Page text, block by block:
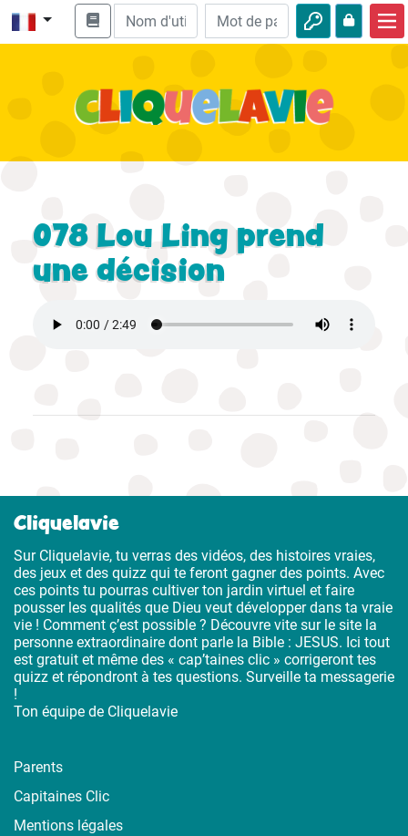
Enseignement biblique
Aventures
078 Lou Ling prend
une décision
Cliquelavie
Sur Cliquelavie, tu verras des vidéos, des histoires vraies,
des jeux et des quizz qui te feront gagner des points. Avec
ces points tu pourras cultiver ton jardin virtuel et faire
pousser les qualités que Dieu veut développer dans ta vraie
vie ! Comment ç’est possible ? Découvre vite sur le site la
personne extraordinaire dont parle la Bible : JESUS. Ici tout
est gratuit et même des « cap’taines clic » corrigeront tes
quizz et répondront à tes questions. Surveille ta messagerie
!
Ton équipe de Cliquelavie
Parents
Capitaines Clic
Mentions légales